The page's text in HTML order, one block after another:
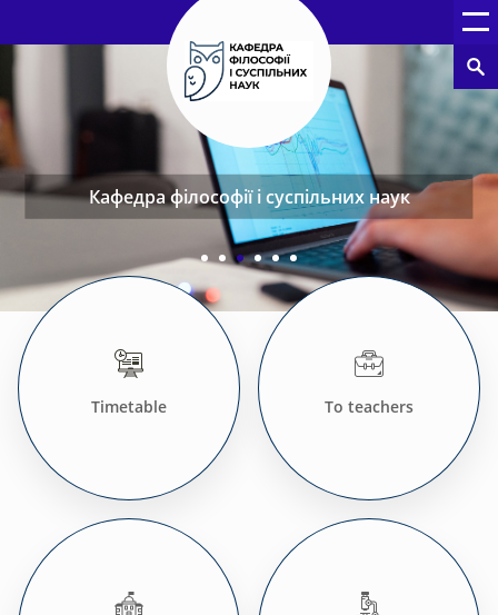
Кафедра філософії і суспільних наук
Timetable To teachers